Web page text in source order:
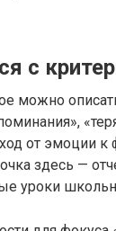
с
можно
от эмоции
здесь —
уроки